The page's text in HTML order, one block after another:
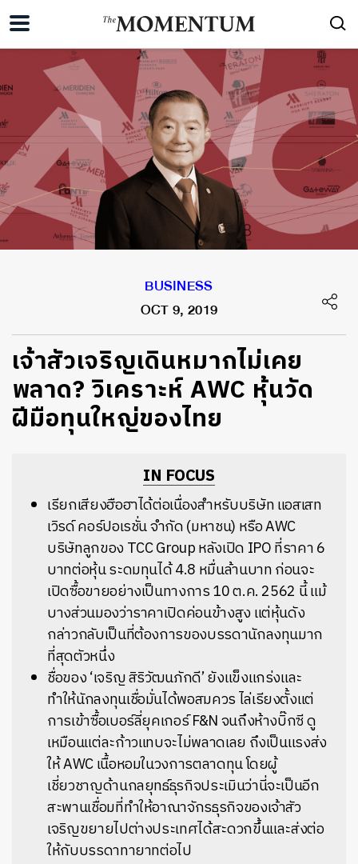
BUSINESS
OCT 9, 2019
เจ้าสัวเจริญเดินหมากไม่เคย
พลาด? วิเคราะห์ AWC หุ้นวัด
ฝีมือทุนใหญ่ของไทย
IN FOCUS
เรียกเสียงฮือฮาได้ต่อเนื่องสำหรับบริษัท แอสเสท
เวิรด์ คอร์ปอเรชั่น จำกัด (มหาชน) หรือ AWC
บริษัทลูกของ TCC Group หลังเปิด IPO ที่ราคา 6
บาทต่อหุ้น ระดมทุนได้ 4.8 หมื่นล้านบาท ก่อนจะ
เปิดซื้อขายอย่างเป็นทางการ 10 ต.ค. 2562 นี้ แม้
บางส่วนมองว่าราคาเปิดค่อนข้างสูง แต่หุ้นดัง
กล่าวกลับเป็นที่ต้องการของบรรดานักลงทุนมาก
ที่สุดตัวหนึ่ง
ชื่อของ ‘เจริญ สิริวัฒนภักดี’ ยังแข็งแกร่งและ
ทำให้นักลงทุนเชื่อมั่นได้พอสมควร ไล่เรียงตั้งแต่
การเข้าซื้อเบอร์ลี่ยุคเกอร์ F&N จนถึงห้างบิ๊กซี ดู
เหมือนแต่ละก้าวแทบจะไม่พลาดเลย ถึงเป็นแรงส่ง
ให้ AWC เนื้อหอมในวงการตลาดทุน โดยผู้
เชี่ยวชาญด้านกลยุทธ์ธุรกิจประเมินว่านี่จะเป็นอีก
สะพานเชื่อมที่ทำให้อาณาจักรธุรกิจของเจ้าสัว
เจริญขยายไปต่างประเทศได้สะดวกขึ้นและส่งต่อ
ให้กับบรรดาทายาทต่อไป